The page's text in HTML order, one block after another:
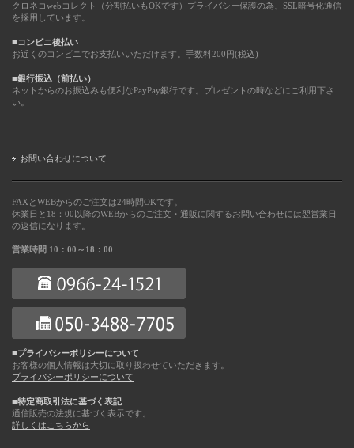
クロネコwebコレクト（分割払いもOKです）プライバシー保護の為、SSL暗号化通信
を採用しています。
■コンビニ後払い
お近くのコンビニでお支払いいただけます。手数料200円(税込)
■銀行振込（前払い）
ネットからのお振込みも便利なPayPay銀行です。プレゼントの時などにご利用下さ
い。
お問い合わせについて
FAXとWEBからのご注文は24時間OKです。
休業日と18：00以降のWEBからのご注文・通販に関するお問い合わせには翌営業日
の返信になります。
営業時間 10：00～18：00
■プライバシーポリシーについて
お客様の個人情報は大切に取り扱わせていただきます。
プライバシーポリシーについて
■特定商取引法に基づく表記
通信販売の法規に基づく表示です。
詳しくはこちらから